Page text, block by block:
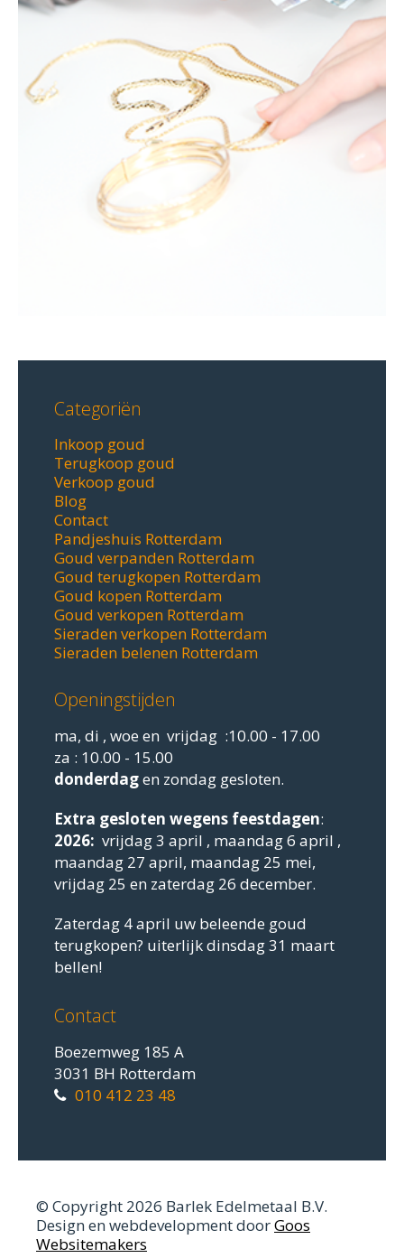
Categoriën
Inkoop goud
Terugkoop goud
Verkoop goud
Blog
Contact
Pandjeshuis Rotterdam
Goud verpanden Rotterdam
Goud terugkopen Rotterdam
Goud kopen Rotterdam
Goud verkopen Rotterdam
Sieraden verkopen Rotterdam
Sieraden belenen Rotterdam
Openingstijden
ma, di , woe en vrijdag :10.00 - 17.00
za : 10.00 - 15.00
donderdagen zondag gesloten.
Extra gesloten wegens feestdagen:
2026: vrijdag 3 april , maandag 6 april ,
maandag 27 april, maandag 25 mei,
vrijdag 25 en zaterdag 26 december.
Zaterdag 4 april uw beleende goud
terugkopen? uiterlijk dinsdag 31 maart
bellen!
Contact
Boezemweg 185 A
3031 BH Rotterdam
010 412 23 48
© Copyright 2026 Barlek Edelmetaal B.V.
Design en webdevelopment doorGoos
Websitemakers